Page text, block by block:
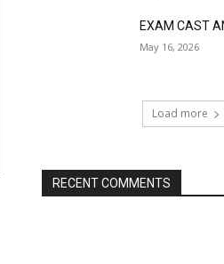
EXAM CAST
May 16, 2026
Load more
RECENT COMMENTS